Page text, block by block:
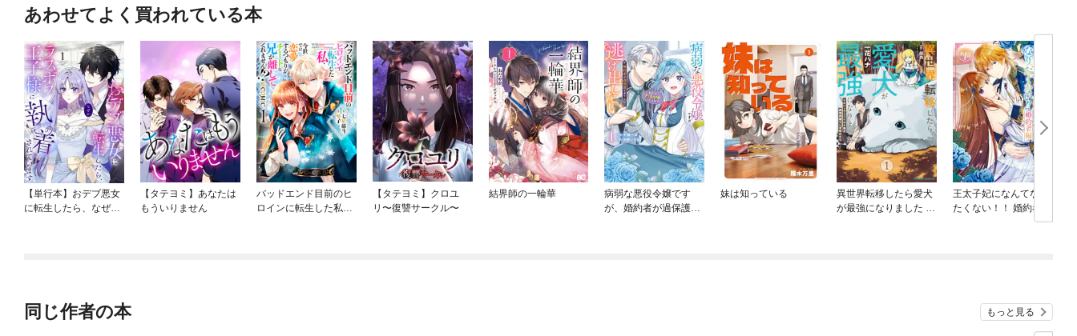
あわせてよく買われている本
【単行本】おデブ悪女
に転生したら、なぜか
【タテヨミ】あなたは
もういりません
バッドエンド目前のヒ
ロインに転生した私、
【タテヨミ】クロユ
リ〜復讐サークル〜
結界師の一輪華
病弱な悪役令嬢です
が、婚約者が過保護す
妹は知っている
異世界転移したら愛犬
が最強になりました ～
王太子妃になんてなり
たくない！！ 婚約者編
同じ作者の本 もっと見る